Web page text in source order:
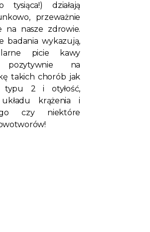
tysiąca!) działają
przeważnie
na nasze zdrowie.
badania wykazują,
picie kawy
pozytywnie na
takich chorób jak
typu 2 i otyłość,
krążenia i
czy niektóre